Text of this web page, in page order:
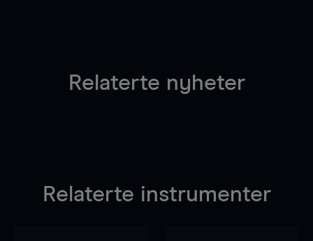
Relaterte nyheter
Relaterte instrumenter